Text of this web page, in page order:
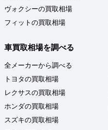
ヴォクシーの買取相場
フィットの買取相場
車買取相場を調べる
全メーカーから調べる
トヨタの買取相場
レクサスの買取相場
ホンダの買取相場
スズキの買取相場